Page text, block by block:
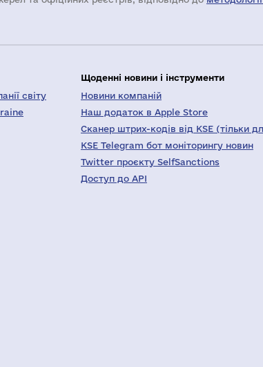
світу
Щоденні новини і інструменти
Новини компаній
Наш додаток в Apple Store
Сканер штрих-кодів від KSE (тільки
KSE Telegram бот моніторингу новин
Twitter проєкту SelfSanctions
Доступ до API